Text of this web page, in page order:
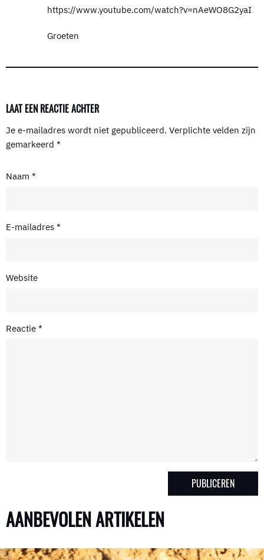
https://www.youtube.com/watch?v=nAeWO8G2yaI
Groeten
LAAT EEN REACTIE ACHTER
Je e-mailadres wordt niet gepubliceerd. Verplichte velden zijn
gemarkeerd *
Naam *
E-mailadres *
Website
Reactie *
AANBEVOLEN ARTIKELEN